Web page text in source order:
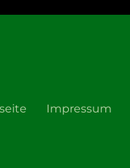
Impressum